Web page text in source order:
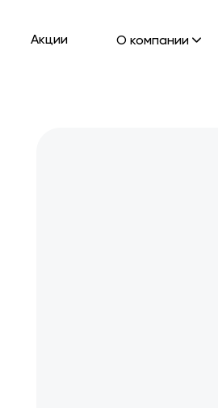
Акции О компании